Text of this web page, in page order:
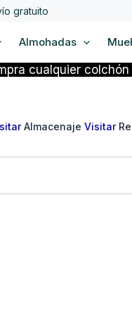
gratuito
Almohadas
cualquier
Almacenaje Visitar